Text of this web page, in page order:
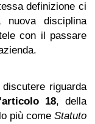
definizione ci
nuova disciplina
con il passare
riguarda
18, della
più come Statuto